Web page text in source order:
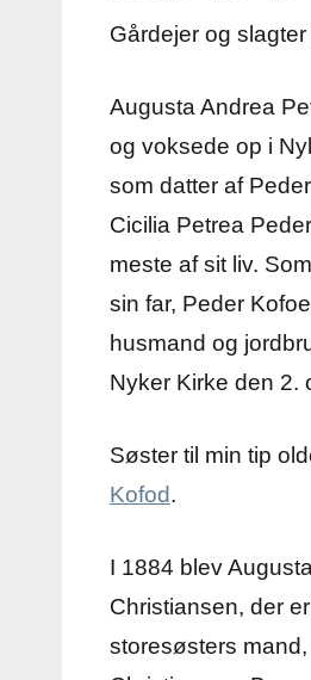
Gårdejer og
Augusta Andrea
og voksede op i
som datter af
Cicilia Petrea
meste af sit liv.
sin far, Peder
husmand og
Nyker Kirke den 2.
Søster til min tip
Kofod.
I 1884 blev
Christiansen, der
storesøsters